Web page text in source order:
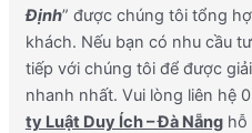
Định” được chúng tôi tổng
khách. Nếu bạn có nhu cầu
tiếp với chúng tôi để được
nhanh nhất. Vui lòng liên hệ
ty Luật Duy Ích – Đà Nẵnghỗ